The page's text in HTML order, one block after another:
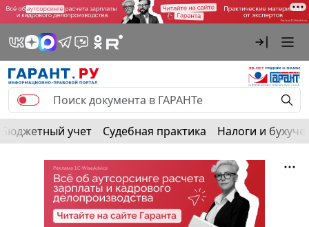
Бюджетный учет Судебная практика Налоги и